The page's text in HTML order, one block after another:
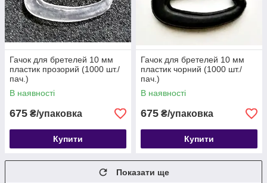
Гачок для бретелей 10 мм
пластик прозорий (1000 шт./
пач.)
В наявності
675 ₴/упаковка
Купити
Гачок для бретелей 10 мм
пластик чорний (1000 шт./
пач.)
В наявності
675 ₴/упаковка
Купити
Показати ще